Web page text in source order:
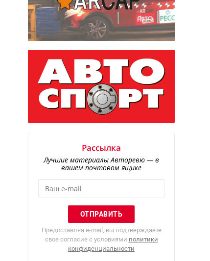
Рассылка
Лучшие материалы Авторевю — в
вашем почтовом ящике
Предоставляя e-mail, вы подтверждаете
свое согласие с условиями политики
конфиденциальности